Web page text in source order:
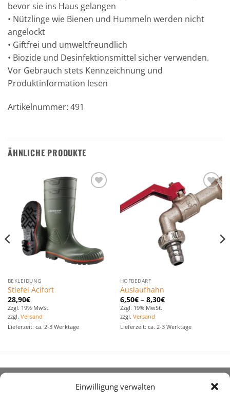
Einwilligung verwalten
bevor sie ins Haus gelangen
• Nützlinge wie Bienen und Hummeln werden nicht
angelockt
• Giftfrei und umweltfreundlich
• Biozide und Desinfektionsmittel sicher verwenden.
Vor Gebrauch stets Kennzeichnung und
Produktinformation lesen
Artikelnummer: 491
ÄHNLICHE PRODUKTE
hinzufügen
BEKLEIDUNG
Stiefel Acifort
28,90€
Zzgl. 19% MwSt.
zzgl. Versand
Lieferzeit: ca. 2-3 Werktage
Zu den
Favoriten
hinzufügen
HOFBEDARF
Auslaufhahn
6,50€– 8,30€
Zzgl. 19% MwSt.
zzgl. Versand
Lieferzeit: ca. 2-3 Werktage